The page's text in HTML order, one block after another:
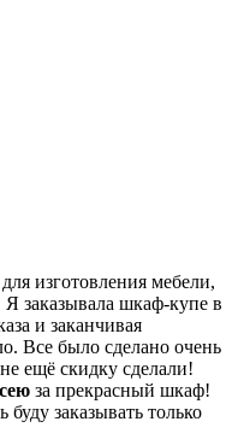
изготовления мебели,
заказывала шкаф-купе в
и заканчивая
Все было сделано очень
ещё скидку сделали!
за прекрасный шкаф!
заказывать только